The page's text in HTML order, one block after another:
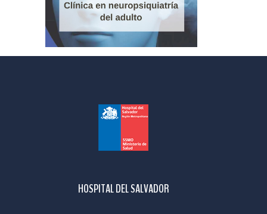
HOSPITAL DEL SALVADOR